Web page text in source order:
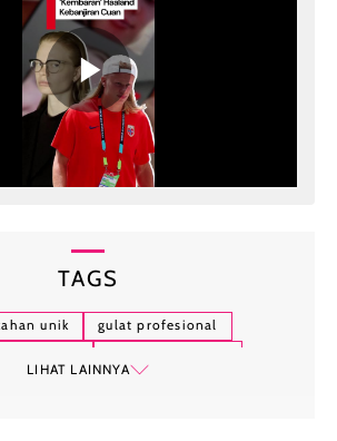
TAGS
unik
gulat profesional
LIHAT LAINNYA